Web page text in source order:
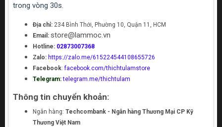
trong vòng 30s.
Địa chỉ: 234 Bình Thới, Phường 10, Quận 11, HCM
Email: store@lammoc.vn
Hotline: 02873007368
Zalo: https://zalo.me/615224544108655726
Facebook:facebook.com/thichtulamstore
Telegram: telegram.me/thichtulam
Thông tin chuyển khoản:
Ngân hàng: Techcombank - Ngân hàng Thương Mại CP Kỹ
Thương Việt Nam